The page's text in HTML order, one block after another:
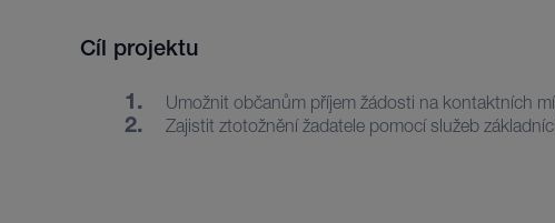
Cíl projektu
1. Umožnit občanům příjem žádosti na kontaktních
2. Zajistit ztotožnění žadatele pomocí služeb